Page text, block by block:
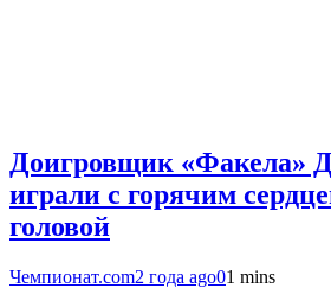
Доигровщик «Факела»
играли с горячим
головой
Чемпионат.com2 года ago01 mins